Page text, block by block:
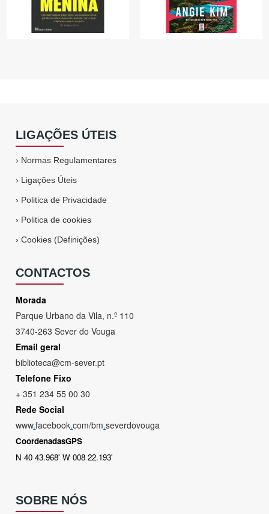
LIGAÇÕES ÚTEIS
› Normas Regulamentares
› Ligações Úteis
› Politica de Privacidade
› Politica de cookies
›Cookies (Definições)
CONTACTOS
Morada
Parque Urbano da Vila, n.º 110
3740-263 Sever do Vouga
Email geral
biblioteca@cm-sever.pt
Telefone Fixo
+ 351 234 55 00 30
Rede Social
www.facebook.com/bm.severdovouga
CoordenadasGPS
N 40 43.968' W 008 22.193'
SOBRE NÓS